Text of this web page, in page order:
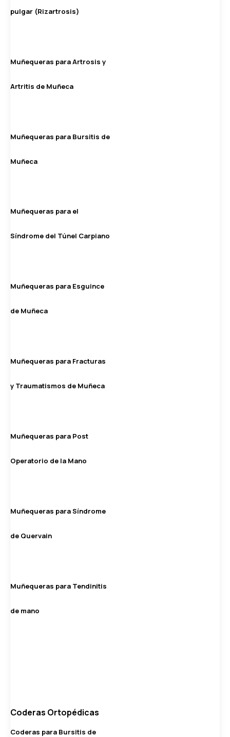
pulgar (Rizartrosis)
Muñequeras para Artrosis y
Artritis de Muñeca
Muñequeras para Bursitis de
Muñeca
Muñequeras para el
Síndrome del Túnel Carpiano
Muñequeras para Esguince
de Muñeca
Muñequeras para Fracturas
y Traumatismos de Muñeca
Muñequeras para Post
Operatorio de la Mano
Muñequeras para Síndrome
de Quervain
Muñequeras para Tendinitis
de mano
Coderas Ortopédicas
Coderas para Bursitis de